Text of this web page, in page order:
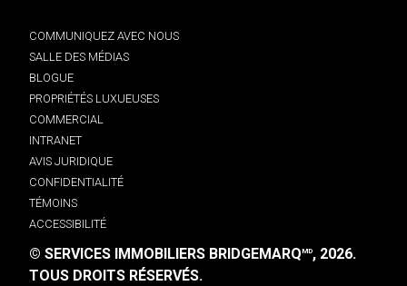
COMMUNIQUEZ AVEC NOUS
SALLE DES MÉDIAS
BLOGUE
PROPRIÉTÉS LUXUEUSES
COMMERCIAL
INTRANET
AVIS JURIDIQUE
CONFIDENTIALITÉ
TÉMOINS
ACCESSIBILITÉ
© SERVICES IMMOBILIERS BRIDGEMARQMD, 2026.
TOUS DROITS RÉSERVÉS.